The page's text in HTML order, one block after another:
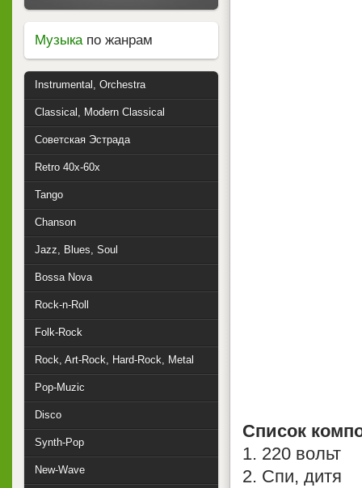
Список
1. 220 вольт
2. Спи, дитя
Музыкапо жанрам
Instrumental, Orchestra
Classical, Modern Classical
Советская Эстрада
Retro 40x-60x
Tango
Chanson
Jazz, Blues, Soul
Bossa Nova
Rock-n-Roll
Folk-Rock
Rock, Art-Rock, Hard-Rock, Metal
Pop-Muzic
Disco
Synth-Pop
New-Wave